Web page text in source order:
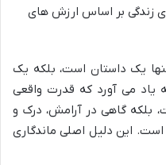
زندگی بر اساس ارزش های
یک داستان است، بلکه یک
یاد می آورد که قدرت واقعی
بلکه گاهی در آرامش، درک و
است. این دلیل اصلی ماندگاری